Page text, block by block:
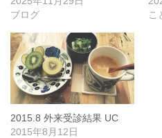
ブログ
こ
2015.8 外来受診結果 UC
2015年8月12日